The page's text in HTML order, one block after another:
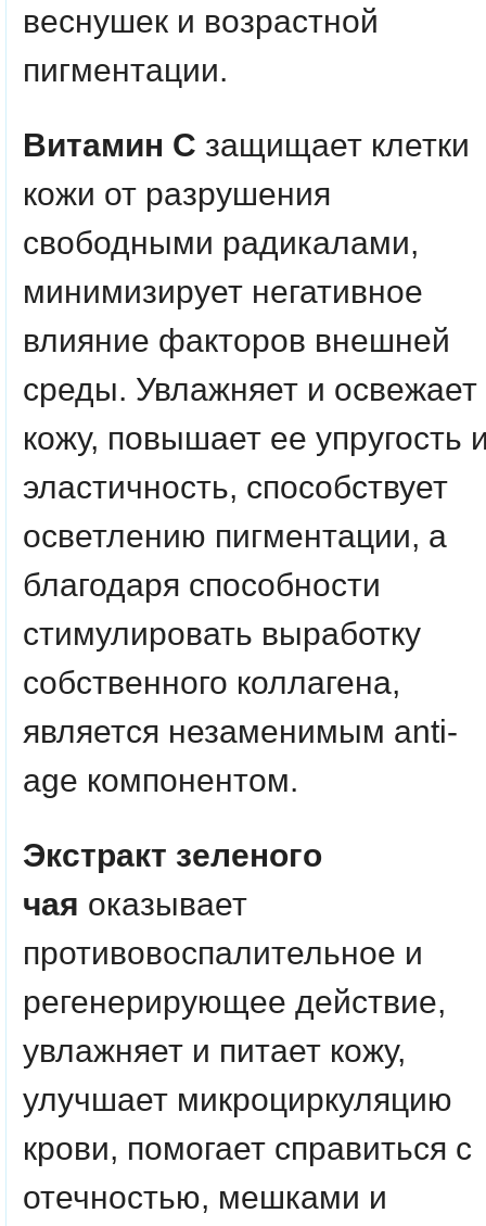
веснушек и возрастной
пигментации.
Витамин C защищает клетки
кожи от разрушения
свободными радикалами,
минимизирует негативное
влияние факторов внешней
среды. Увлажняет и освежает
кожу, повышает ее упругость
эластичность, способствует
осветлению пигментации, а
благодаря способности
стимулировать выработку
собственного коллагена,
является незаменимым anti-
age компонентом.
Экстракт зеленого
чая оказывает
противовоспалительное и
регенерирующее действие,
увлажняет и питает кожу,
улучшает микроциркуляцию
крови, помогает справиться с
отечностью, мешками и